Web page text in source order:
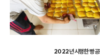
2022년 시행한 빵 공